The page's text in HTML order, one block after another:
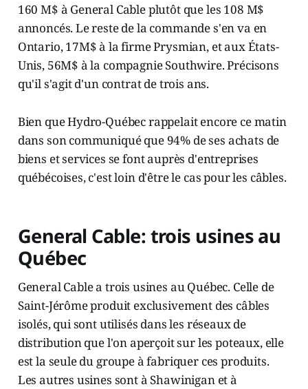
160 M$ à General Cable plutôt que les 108 M$
annoncés. Le reste de la commande s'en va en
Ontario, 17M$ à la firme Prysmian, et aux États-
Unis, 56M$ à la compagnie Southwire. Précisons
qu'il s'agit d'un contrat de trois ans.
Bien que Hydro-Québec rappelait encore ce matin
dans son communiqué que 94% de ses achats de
biens et services se font auprès d'entreprises
québécoises, c'est loin d'être le cas pour les câbles.
General Cable: trois usines au
Québec
General Cable a trois usines au Québec. Celle de
Saint-Jérôme produit exclusivement des câbles
isolés, qui sont utilisés dans les réseaux de
distribution que l'on aperçoit sur les poteaux, elle
est la seule du groupe à fabriquer ces produits.
Les autres usines sont à Shawinigan et à